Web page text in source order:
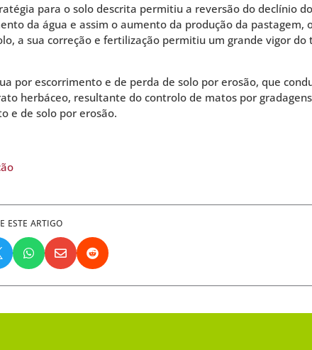
para o solo descrita permitiu a reversão do declínio
da água e assim o aumento da produção da pastagem,
a sua correção e fertilização permitiu um grande vigor do
por escorrimento e de perda de solo por erosão, que
herbáceo, resultante do controlo de matos por
e de solo por erosão.
este artigo
  